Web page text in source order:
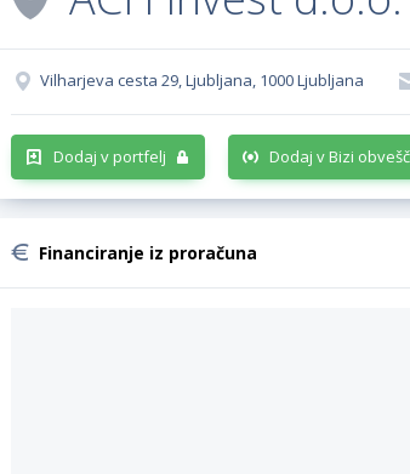
Vilharjeva cesta 29, Ljubljana, 1000 Ljubljana
Dodaj v portfelj Dodaj v Bizi
Financiranje iz proračuna